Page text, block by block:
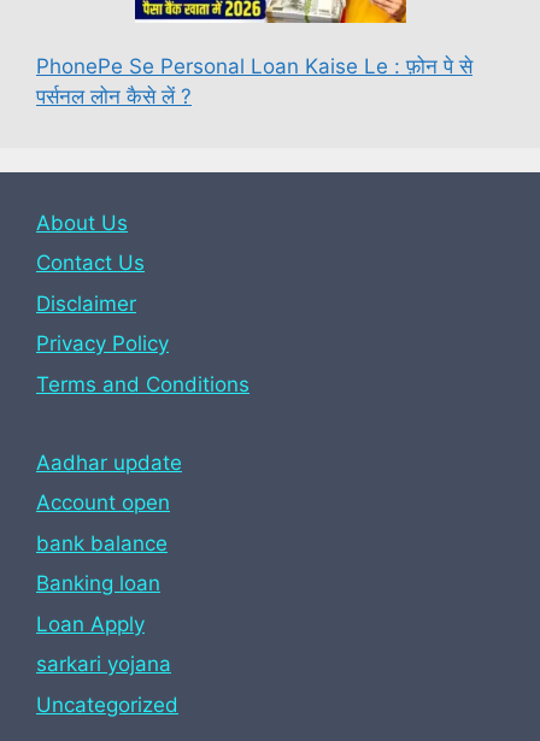
PhonePe Se Personal Loan Kaise Le : फ़ोन पे से
पर्सनल लोन कैसे लें ?
About Us
Contact Us
Disclaimer
Privacy Policy
Terms and Conditions
Aadhar update
Account open
bank balance
Banking loan
Loan Apply
sarkari yojana
Uncategorized